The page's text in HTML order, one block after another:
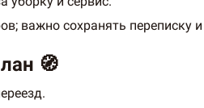
важно сохранять переписку и
🧭